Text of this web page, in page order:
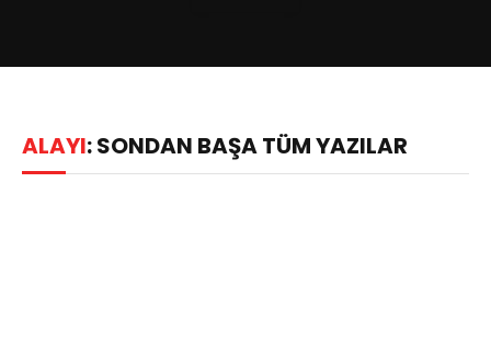
ALAYI: SONDAN BAŞA TÜM YAZILAR